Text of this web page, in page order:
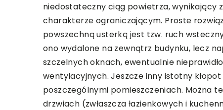
niedostateczny ciąg powietrza, wynikający
charakterze ograniczającym. Proste
powszechną usterką jest tzw. ruch
ono wydalone na zewnątrz budynku, lecz
szczelnych oknach, ewentualnie
wentylacyjnych. Jeszcze inny istotny
poszczególnymi pomieszczeniach. Można
drzwiach (zwłaszcza łazienkowych i